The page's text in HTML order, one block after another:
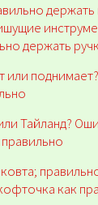
держать
или
Тайланд?
как